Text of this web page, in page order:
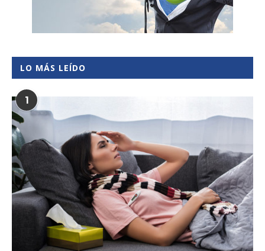
LO MÁS LEÍDO
1